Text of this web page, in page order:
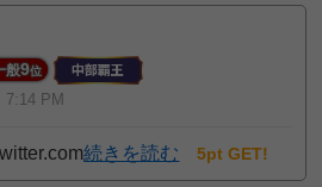
般9位
7:14 PM
続きを読む 5pt GET!